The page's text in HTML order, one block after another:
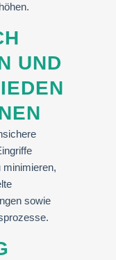
UND
sowie